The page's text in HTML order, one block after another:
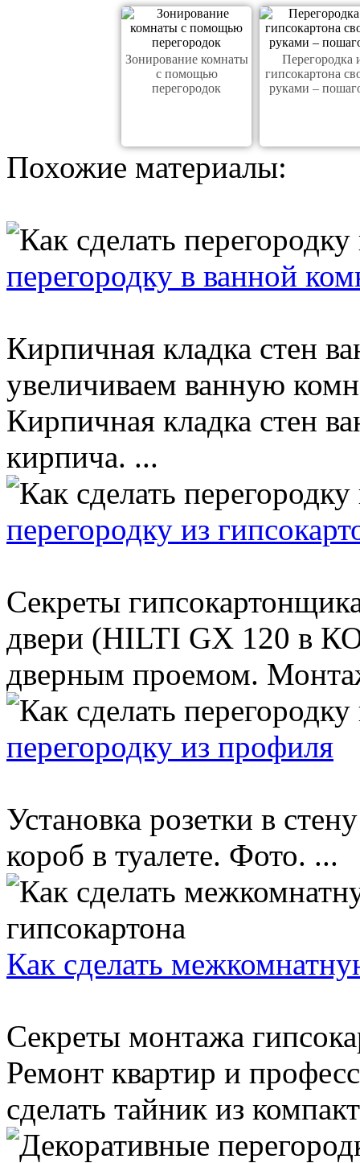
Зонирование комнаты
с помощью
перегородок
Перегородка
гипсокартона
руками –
Похожие материалы:
перегородку в ванной
Кирпичная кладка стен
увеличиваем ванную
Кирпичная кладка стен
кирпича. ...
перегородку из
Секреты
двери (HILTI GX 120 в
дверным проемом.
перегородку из профиля
Установка розетки в
короб в туалете. Фото. ...
Как сделать
Секреты монтажа
Ремонт квартир и
сделать тайник из